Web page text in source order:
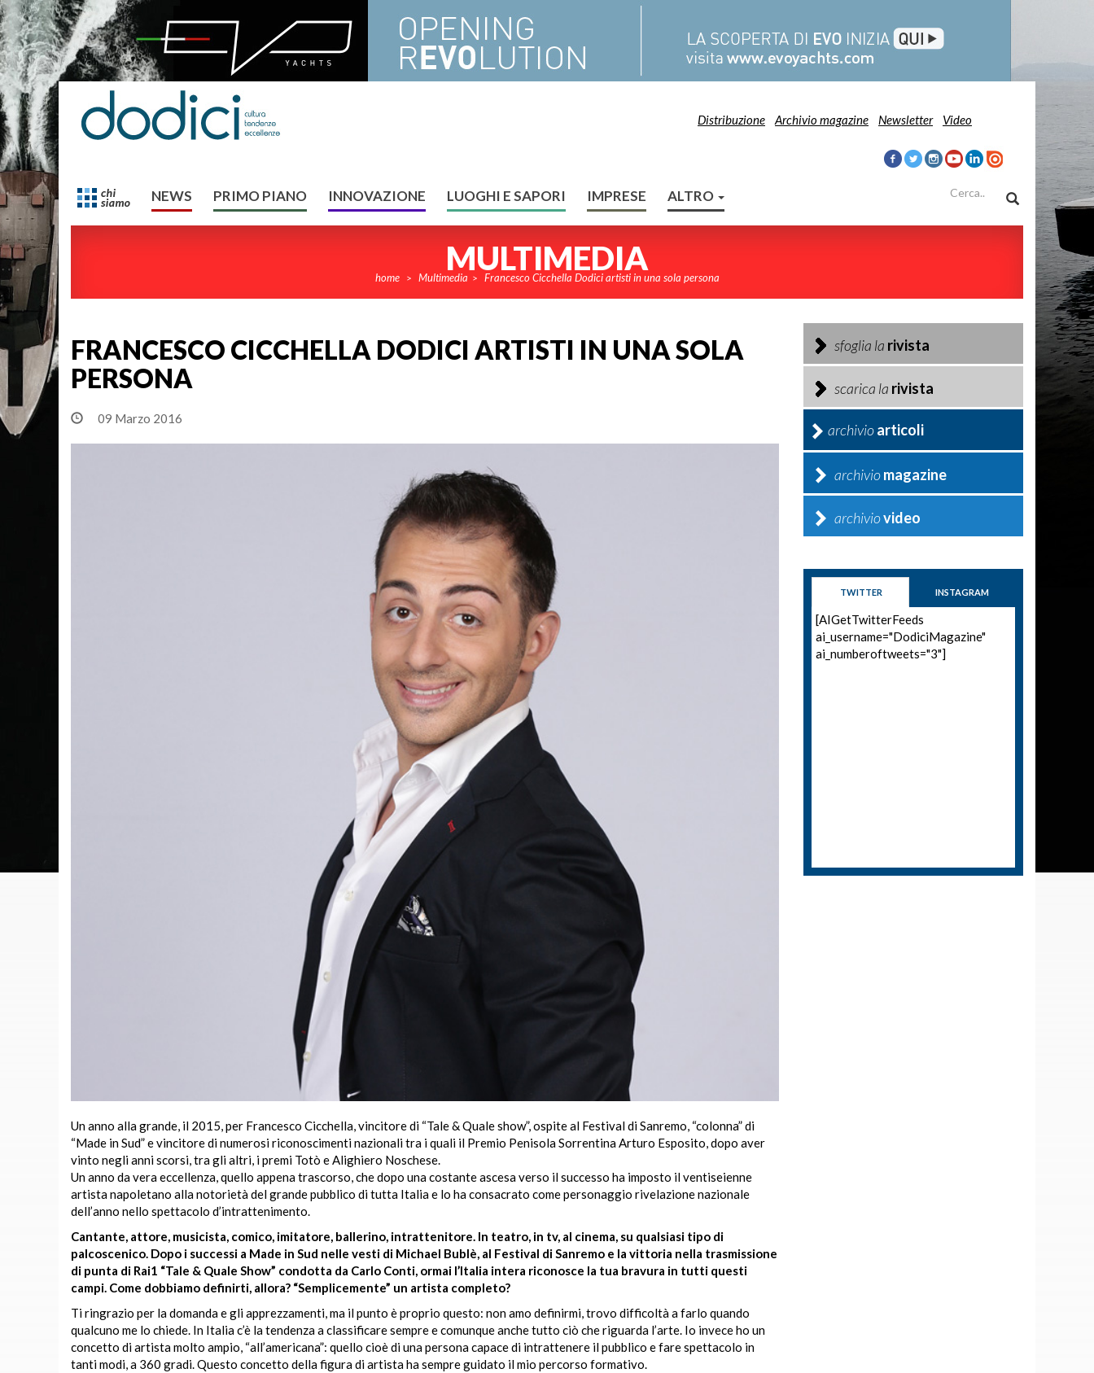
Distribuzione Archivio magazine Newsletter Video
NEWS PRIMO PIANO INNOVAZIONE LUOGHI E SAPORI IMPRESE ALTRO
MULTIMEDIA
home > Multimedia > Francesco Cicchella Dodici artisti in una sola persona
FRANCESCO CICCHELLA DODICI ARTISTI IN UNA SOLA
PERSONA
09 Marzo 2016
Un anno alla grande, il 2015, per Francesco Cicchella, vincitore di “Tale & Quale show”, ospite al Festival di Sanremo, “colonna” di
“Made in Sud” e vincitore di numerosi riconoscimenti nazionali tra i quali il Premio Penisola Sorrentina Arturo Esposito, dopo aver
vinto negli anni scorsi, tra gli altri, i premi Totò e Alighiero Noschese.
Un anno da vera eccellenza, quello appena trascorso, che dopo una costante ascesa verso il successo ha imposto il ventiseienne
artista napoletano alla notorietà del grande pubblico di tutta Italia e lo ha consacrato come personaggio rivelazione nazionale
dell’anno nello spettacolo d’intrattenimento.
Cantante, attore, musicista, comico, imitatore, ballerino, intrattenitore. In teatro, in tv, al cinema, su qualsiasi tipo di
palcoscenico. Dopo i successi a Made in Sud nelle vesti di Michael Bublè, al Festival di Sanremo e la vittoria nella trasmissione
di punta di Rai1 “Tale & Quale Show” condotta da Carlo Conti, ormai l’Italia intera riconosce la tua bravura in tutti questi
campi. Come dobbiamo definirti, allora? “Semplicemente” un artista completo?
Ti ringrazio per la domanda e gli apprezzamenti, ma il punto è proprio questo: non amo definirmi, trovo difficoltà a farlo quando
qualcuno me lo chiede. In Italia c’è la tendenza a classificare sempre e comunque anche tutto ciò che riguarda l’arte. Io invece ho un
concetto di artista molto ampio, “all’americana”: quello cioè di una persona capace di intrattenere il pubblico e fare spettacolo in
tanti modi, a 360 gradi. Questo concetto della figura di artista ha sempre guidato il mio percorso formativo.
sfoglia la rivista
scarica la rivista
archivioarticoli
archiviomagazine
archiviovideo
TWITTER INSTAGRAM
[AIGetTwitterFeeds
ai_username="DodiciMagazine"
ai_numberoftweets="3"]